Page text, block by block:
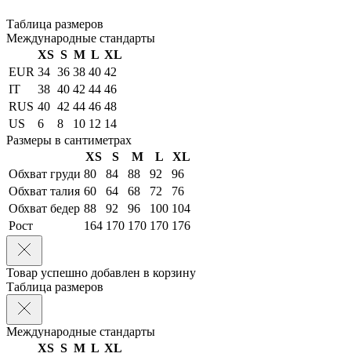
Таблица размеров
Международные стандарты
XS S M L XL
EUR 34 36 38 40 42
IT
38 40 42 44 46
RUS 40 42 44 46 48
US
6 8 10 12 14
Размеры в сантиметрах
XS
S M L
XL
Обхват груди 80 84 88 92
96
Обхват талия 60 64 68 72
76
Обхват бедер 88 92 96 100 104
Рост
164 170 170 170 176
Товар успешно добавлен в корзину
Таблица размеров
Международные стандарты
XS S M L XL